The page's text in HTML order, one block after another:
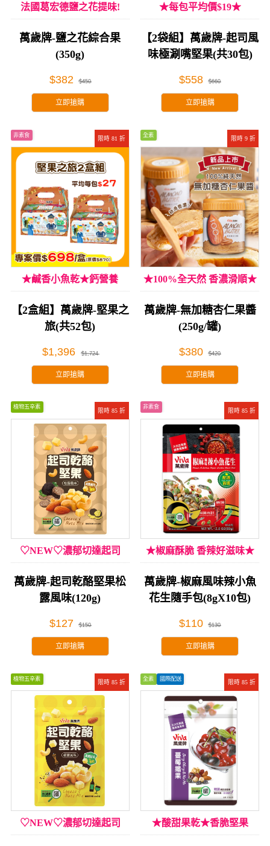
法國葛宏德鹽之花提味!
萬歲牌-鹽之花綜合果
(350g)
$382 $450
立即搶購
★每包平均價$19★
【2袋組】萬歲牌-起司風
味極涮嘴堅果(共30包)
$558 $660
立即搶購
限時 81 折
非素食
★鹹香小魚乾★鈣營養
【2盒組】萬歲牌-堅果之
旅(共52包)
$1,396 $1,724
立即搶購
限時 9 折
全素
★100%全天然 香濃滑順★
萬歲牌-無加糖杏仁果醬
(250g/罐)
$380 $420
立即搶購
限時 85 折
植物五辛素
♡NEW♡濃郁切達起司
萬歲牌-起司乾酪堅果松
露風味(120g)
$127 $150
立即搶購
限時 85 折
非素食
★椒麻酥脆 香辣好滋味★
萬歲牌-椒麻風味辣小魚
花生隨手包(8gX10包)
$110 $130
立即搶購
限時 85 折
植物五辛素
♡NEW♡濃郁切達起司
限時 85 折
全素 國際配送
★酸甜果乾★香脆堅果